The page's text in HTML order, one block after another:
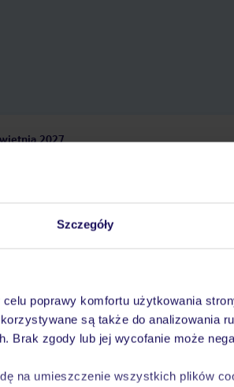
Szczegóły
poprawy komfortu użytkowania
są także do analizowania
Brak zgody lub jej wycofanie może
na umieszczenie wszystkich plików
2027